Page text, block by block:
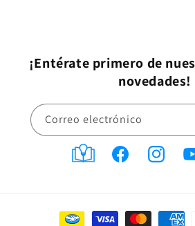
¡Entérate primero de
novedades!
Correo electrónico
Translation
MX.general.social.links.blog
FacebookInstagram
Formas